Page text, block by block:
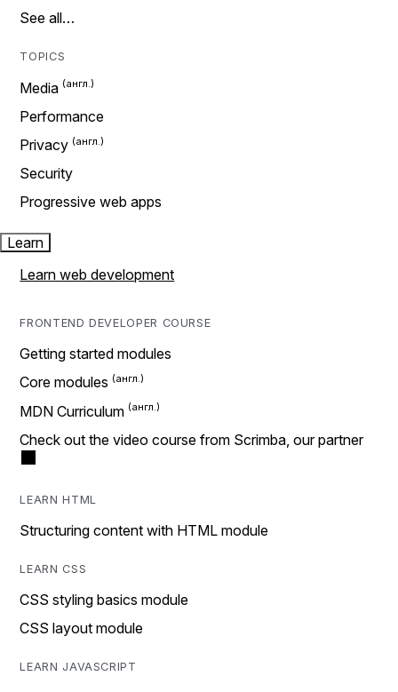
See all…
TOPICS
Media
Performance
Privacy
Security
Progressive web apps
Learn
Learn web development
FRONTEND DEVELOPER COURSE
Getting started modules
Core modules
MDN Curriculum
Check out the video course from Scrimba, our partner
LEARN HTML
Structuring content with HTML module
LEARN CSS
CSS styling basics module
CSS layout module
LEARN JAVASCRIPT